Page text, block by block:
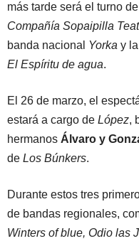
más tarde será el turno de
Compañía Sopaipilla
banda nacional Yorka y
El Espíritu de agua.
El 26 de marzo, el
estará a cargo de López,
hermanos Álvaro y
de Los Búnkers.
Durante estos tres
de bandas regionales,
Winters of blue, Odio las